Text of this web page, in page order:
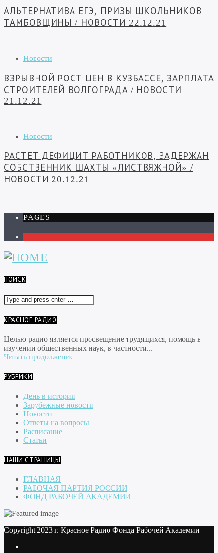
АЛЬТЕРНАТИВА ЕГЭ, ПРИЗЫ ШКОЛЬНИКОВ
ТАМБОВЩИНЫ / НОВОСТИ 22.12.21
Новости
ВЗРЫВНОЙ РОСТ ЦЕН В КУЗБАССЕ, ЗАРПЛАТА
СТРОИТЕЛЕЙ ВОЛГОГРАДА / НОВОСТИ
21.12.21
Новости
РАСТЕТ ДЕФИЦИТ РАБОТНИКОВ, ЗАДЕРЖАН
СОБСТВЕННИК ШАХТЫ «ЛИСТВЯЖНОЙ» /
НОВОСТИ 20.12.21
PAGES
ПОИСК
КРАСНОЕ РАДИО
Целью радио является просвещение трудящихся, помощь в
изучении общественных наук, в частности...
Читать продолжение
РУБРИКИ
День в истории
Зарубежные новости
Новости
Ответы на вопросы
Расписание
Статьи
НАШИ СТРАНИЦЫ
ГЛАВНАЯ
РАБОЧАЯ ПАРТИЯ РОССИИ
ФОНД РАБОЧЕЙ АКАДЕМИИ
Copyright 2023 г. Красное Радио Фонда Рабочей Академии